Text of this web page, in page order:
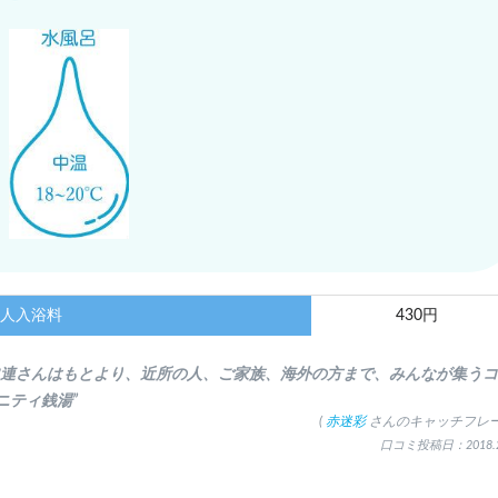
入浴料 430円
連さんはもとより、近所の人、ご家族、海外の方まで、みんなが集う
ティ銭湯”
( 赤迷彩 さんのキャッチフレ
口コミ投稿日：